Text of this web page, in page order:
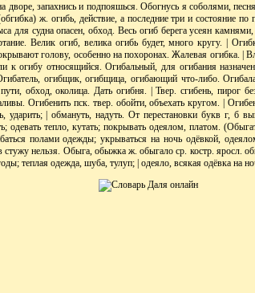
дворе, запахнись и подпояшься. Обогнусь я соболями,
ж. огибь, действие, а последние три и состояние по
для судна опасен, обход. Весь огиб берега усеян
Велик огиб, велика огибь будет, много кругу. |
голову, особенно на похоронах. Жалевая огибка. |
к огибу относящийся. Огибальный, для огибания
огибщик, огибщица, огибающий что-либо.
обход, околица. Дать огибня. | Твер. сгибень, пирог
Огибенить пск. твер. обойти, объехать кругом. |
ударить; | обмануть, надуть. От перестановки букв г, б
одевать тепло, кутать; покрывать одеялом, платом.
полами одежды; укрываться на ночь одёвкой,
стужу нельзя. Обыга, обыжка ж. обыгало ср. костр. яросл.
теплая одежда, шуба, тулуп; | одеяло, всякая одёвка на